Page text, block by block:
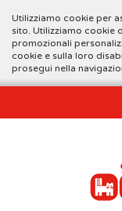
Utilizziamo cookie per
sito. Utilizziamo cookie
promozionali
cookie e sulla loro
prosegui nella